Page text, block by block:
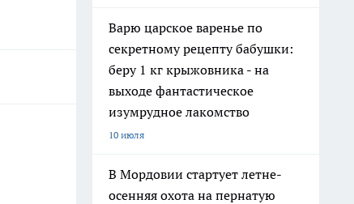
Варю царское варенье по
секретному рецепту бабушки:
беру 1 кг крыжовника - на
выходе фантастическое
изумрудное лакомство
10 июля
В Мордовии стартует летне-
осенняя охота на пернатую